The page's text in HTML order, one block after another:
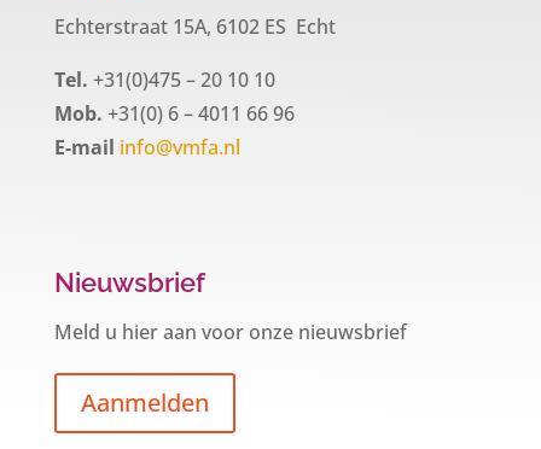
Echterstraat 15A, 6102 ES Echt
Tel. +31(0)475 – 20 10 10
Mob. +31(0) 6 – 4011 66 96
E-mail info@vmfa.nl
Nieuwsbrief
Meld u hier aan voor onze nieuwsbrief
Aanmelden